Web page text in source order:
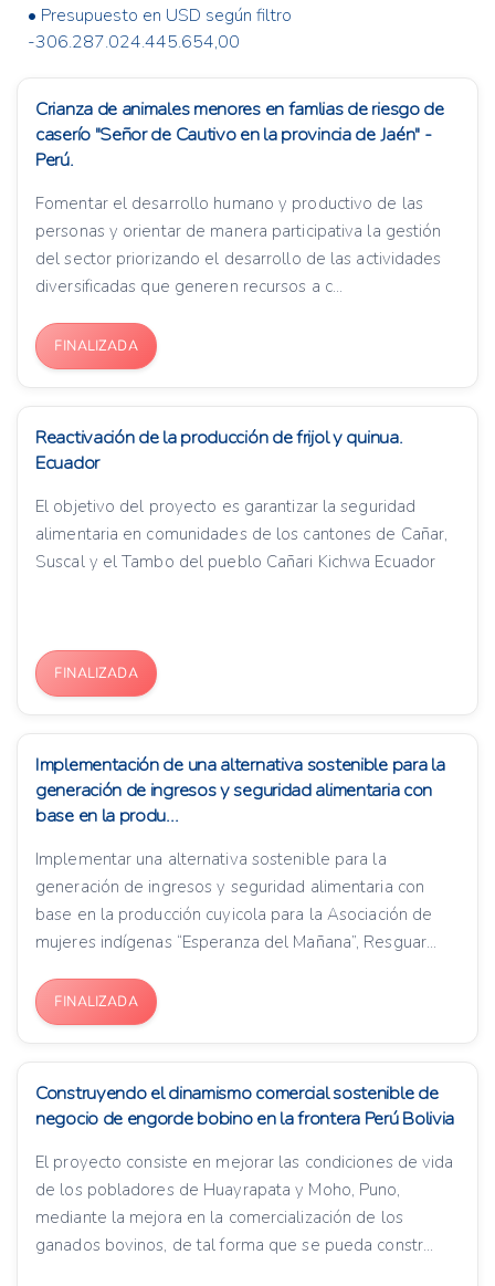
• Presupuesto en USD según filtro
-306.287.024.445.654,00
Crianza de animales menores en famlias de riesgo de
caserío "Señor de Cautivo en la provincia de Jaén" -
Perú.
Fomentar el desarrollo humano y productivo de las
personas y orientar de manera participativa la gestión
del sector priorizando el desarrollo de las actividades
diversificadas que generen recursos a c...
FINALIZADA
Reactivación de la producción de frijol y quinua.
Ecuador
El objetivo del proyecto es garantizar la seguridad
alimentaria en comunidades de los cantones de Cañar,
Suscal y el Tambo del pueblo Cañari Kichwa Ecuador
FINALIZADA
Implementación de una alternativa sostenible para la
generación de ingresos y seguridad alimentaria con
base en la produ...
Implementar una alternativa sostenible para la
generación de ingresos y seguridad alimentaria con
base en la producción cuyicola para la Asociación de
mujeres indígenas “Esperanza del Mañana”, Resguar...
FINALIZADA
Construyendo el dinamismo comercial sostenible de
negocio de engorde bobino en la frontera Perú Bolivia
El proyecto consiste en mejorar las condiciones de vida
de los pobladores de Huayrapata y Moho, Puno,
mediante la mejora en la comercialización de los
ganados bovinos, de tal forma que se pueda constr...